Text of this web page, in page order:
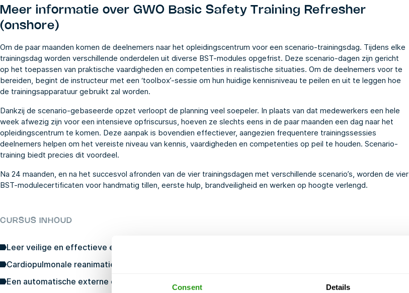
Consent Details
Meer informatie overGWO Basic Safety Training Refresher
(onshore)
Om de paar maanden komen de deelnemers naar het opleidingscentrum voor een scenario-trainingsdag. Tijdens elke
trainingsdag worden verschillende onderdelen uit diverse BST-modules opgefrist. Deze scenario-dagen zijn gericht
op het toepassen van praktische vaardigheden en competenties in realistische situaties. Om de deelnemers voor te
bereiden, begint de instructeur met een ‘toolbox’-sessie om hun huidige kennisniveau te peilen en uit te leggen hoe
de trainingsapparatuur gebruikt zal worden.
Dankzij de scenario-gebaseerde opzet verloopt de planning veel soepeler. In plaats van dat medewerkers een hele
week afwezig zijn voor een intensieve opfriscursus, hoeven ze slechts eens in de paar maanden een dag naar het
opleidingscentrum te komen. Deze aanpak is bovendien effectiever, aangezien frequentere trainingssessies
deelnemers helpen om het vereiste niveau van kennis, vaardigheden en competenties op peil te houden. Scenario-
training biedt precies dit voordeel.
Na 24 maanden, en na het succesvol afronden van de vier trainingsdagen met verschillende scenario’s, worden de vier
BST-modulecertificaten voor handmatig tillen, eerste hulp, brandveiligheid en werken op hoogte verlengd.
CURSUS INHOUD
Leer veilige en effectieve eerste hulp te verlenen in een windturbineomgeving
Cardiopulmonale reanimatie (CPR) uitvoeren
Een automatische externe defibrillator (AED) gebruiken